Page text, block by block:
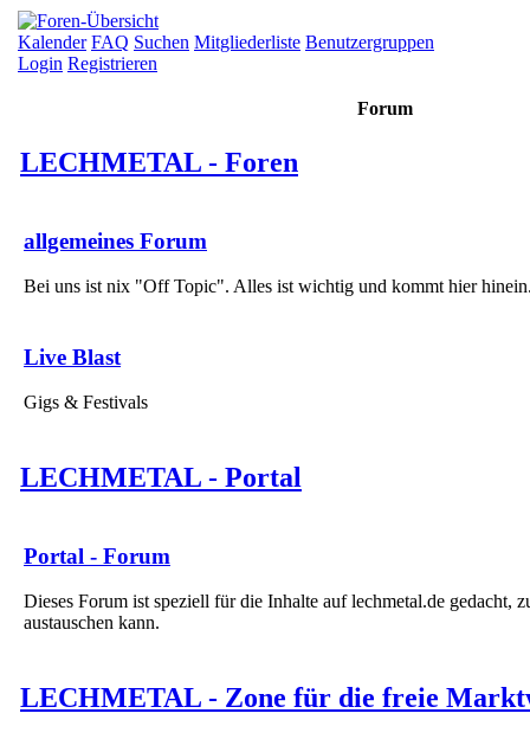
Kalender FAQ Suchen Mitgliederliste Benutzergruppen
Login Registrieren
Forum
LECHMETAL - Foren
allgemeines Forum
Bei uns ist nix "Off Topic". Alles ist wichtig und kommt hier
Live Blast
Gigs & Festivals
LECHMETAL - Portal
Portal - Forum
Dieses Forum ist speziell für die Inhalte auf lechmetal.de gedacht,
austauschen kann.
LECHMETAL - Zone für die freie